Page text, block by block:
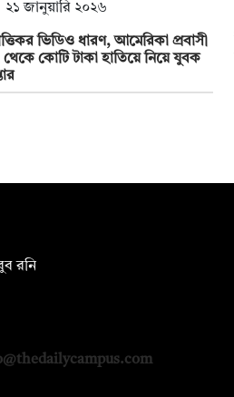
২১ জানুয়ারি ২০২৬
ভিডিও ধারণ, আমেরিকা প্রবাসী
থেকে কোটি টাকা হাতিয়ে নিয়ে যুবক
রনি